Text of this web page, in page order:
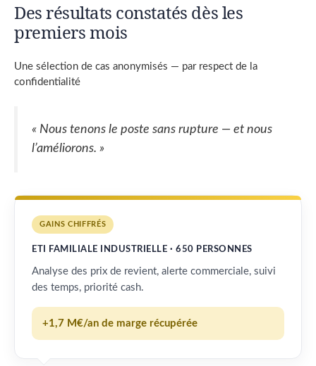
Des résultats constatés dès les
premiers mois
Une sélection de cas anonymisés — par respect de la
confidentialité
« Nous tenons le poste sans rupture — et nous
l’améliorons. »
GAINS CHIFFRÉS
ETI FAMILIALE INDUSTRIELLE · 650 PERSONNES
Analyse des prix de revient, alerte commerciale, suivi
des temps, priorité cash.
+1,7 M€/an de marge récupérée